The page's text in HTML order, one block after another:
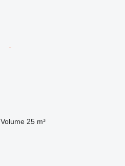
Volume 25 m³